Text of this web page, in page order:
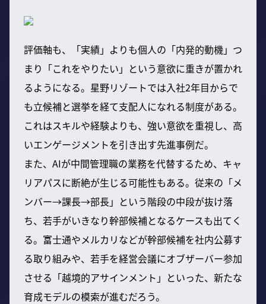
評価軸も、「実績」よりも個人の「内発的動機」つ
まり「これをやりたい」という意欲に重きが置かれ
るようになる。星野リゾートでは入社2年目からで
も立候補と選挙を経て支配人になれる制度がある。
これはスキルや経験よりも、強い意欲を重視し、高
いエンゲージメントを引き出す先進事例だ。
また、AIが中間管理職の業務を代替するため、キャ
リアパスに断絶が生じる可能性もある。従来の「メ
ンバー→課長→部長」という階段の中段が抜け落
ち、若手がいきなり幹部候補となるケースも出てく
る。富士通やメルカリなどが幹部候補を社内公募す
る取り組みや、若手を経営会議にオブザーバー参加
させる「越境的アサインメント」といった、新たな
育成モデルの模索が進むだろう。